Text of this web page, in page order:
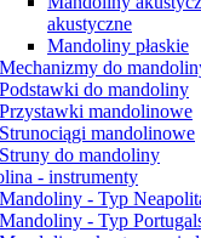
akustyczne
Mandoliny płaskie
Mechanizmy do
Podstawki do mandoliny
Przystawki mandolinowe
Strunociągi mandolinowe
Struny do mandoliny
- instrumenty
Mandoliny - Typ
Mandoliny - Typ